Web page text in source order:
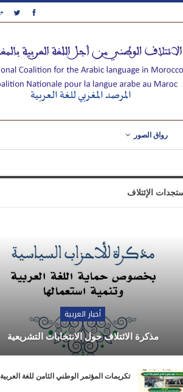
رواق الصور
الإئتلاف
أخبار العربية
مذكرة الائتلاف حول الانتخابات التشريعية
تكريمات المؤتمر الوطني الثامن للغة العربية